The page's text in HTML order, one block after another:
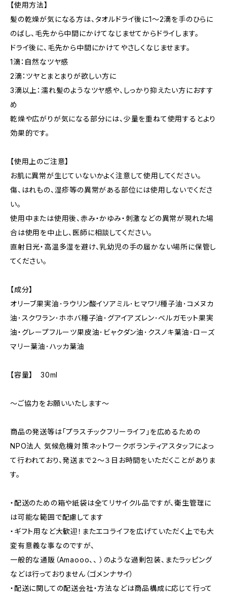
【使用方法】
髪の乾燥が気になる方は、タオルドライ後に1〜2滴を手のひらに
のばし、毛先から中間にかけてなじませてからドライします。
ドライ後に、毛先から中間にかけてやさしくなじませます。
1滴：自然なツヤ感
2滴：ツヤとまとまりが欲しい方に
3滴以上：濡れ髪のようなツヤ感や、しっかり抑えたい方におすす
め
乾燥や広がりが気になる部分には、少量を重ねて使用するとより
効果的です。
【使用上のご注意】
お肌に異常が生じていないかよく注意して使用してください。
傷、はれもの、湿疹等の異常がある部位には使用しないでくださ
い。
使用中または使用後、赤み・かゆみ・刺激などの異常が現れた場
合は使用を中止し、医師に相談してください。
直射日光・高温多湿を避け、乳幼児の手の届かない場所に保管し
てください。
【成分】
オリーブ果実油･ラウリン酸イソアミル･ヒマワリ種子油･コメヌカ
油･スクワラン･ホホバ種子油･グアイアズレン･ベルガモット果実
油・グレープフルーツ果皮油･ビャクダン油･クスノキ葉油･ローズ
マリー葉油･ハッカ葉油
【容量】 30ml
～ご協力をお願いいたします～
商品の発送等は「プラスチックフリーライフ」を広めるための
NPO法人 気候危機対策ネットワークボランティアスタッフによっ
て行われており、発送まで２～３日お時間をいただくことがありま
す。
・配送のための箱や紙袋は全てリサイクル品ですが、衛生管理に
は可能な範囲で配慮してます
・ギフト用など大歓迎！またエコライフを広げていただく上でも大
変有意義な事なのですが、
一般的な通販（Amaooo、、 ）のような過剰包装、またラッピング
などは行っておりません（ゴメンナサイ）
・配送に関しての配送会社・方法などは商品構成に応じて行って